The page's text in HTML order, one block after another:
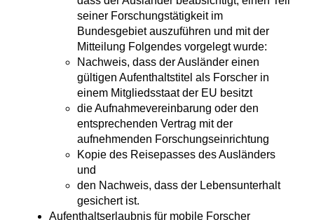
seiner Forschungstätigkeit im
Bundesgebiet auszuführen und mit der
Mitteilung Folgendes vorgelegt wurde:
Nachweis, dass der Ausländer einen
gültigen Aufenthaltstitel als Forscher in
einem Mitgliedsstaat der EU besitzt
die Aufnahmevereinbarung oder den
entsprechenden Vertrag mit der
aufnehmenden Forschungseinrichtung
Kopie des Reisepasses des Ausländers
und
den Nachweis, dass der Lebensunterhalt
gesichert ist.
Aufenthaltserlaubnis für mobile Forscher